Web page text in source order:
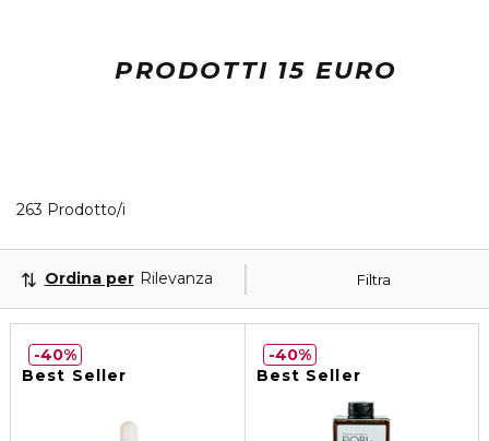
PRODOTTI 15 EURO
263 Prodotto/i
Filtra
Ordina per Rilevanza
Best Seller
40%
Best Seller
40%